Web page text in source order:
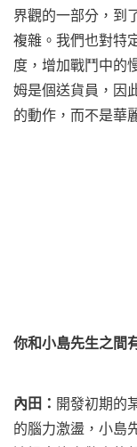
界觀的一部分，到
複雜。我們也對特
度，增加戰鬥中的
姆是個送貨員，因
的動作，而不是華
你和小島先生之間
內田： 開發初期的
的腦力激盪，小島